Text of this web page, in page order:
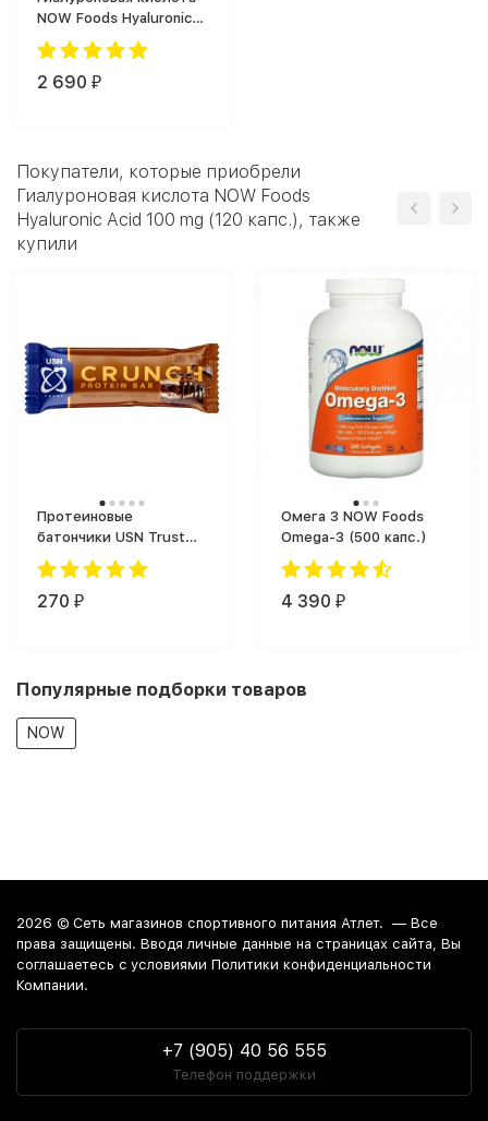
NOW Foods Hyaluronic
Acid 50mg+MSM (120
капс.)
2 690 ₽
Покупатели, которые приобрели
Гиалуроновая кислота NOW Foods
Hyaluronic Acid 100 mg (120 капс.), также
купили
Протеиновые
батончики USN Trust
Crunch Protein Bar (60
г)
270 ₽
Омега 3 NOW Foods
Omega-3 (500 капс.)
4 390 ₽
Популярные подборки товаров
NOW
2026 © Сеть магазинов спортивного питания Атлет. — Все
права защищены. Вводя личные данные на страницах сайта, Вы
соглашаетесь c условиями Политики конфиденциальности
Компании.
+7 (905) 40 56 555
Телефон поддержки